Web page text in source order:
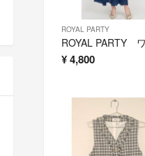
ROYAL PARTY
¥4,800